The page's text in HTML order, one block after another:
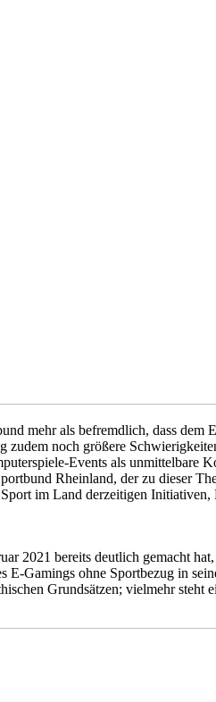
mehr als befremdlich, dass
zudem noch größere
Events als
Rheinland, der zu dieser
im Land derzeitigen
2021 bereits deutlich gemacht
Gamings ohne Sportbezug in
Grundsätzen; vielmehr